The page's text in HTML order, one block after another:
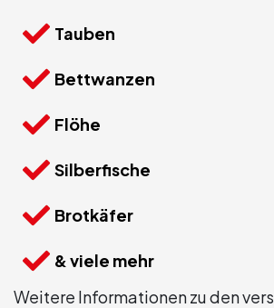
Tauben
Bettwanzen
Flöhe
Silberfische
Brotkäfer
& viele mehr
Weitere Informationen zu den